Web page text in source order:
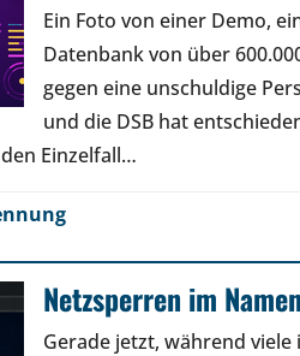
Ein Foto von einer Demo,
Datenbank von über
gegen eine unschuldige
und die DSB hat
Einzelfall…
Netzsperren im
Gerade jetzt, während